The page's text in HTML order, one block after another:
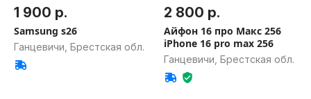
1 900 р.
Samsung s26
Ганцевичи, Брестская обл.
2 800 р.
Айфон 16 про Макс 256
iPhone 16 pro max 256
Ганцевичи, Брестская обл.